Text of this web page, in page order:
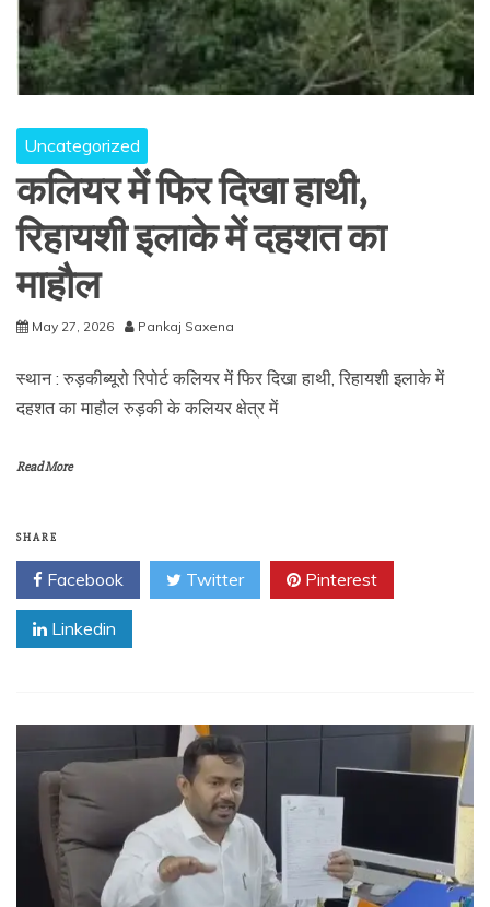
Uncategorized
कलियर में फिर दिखा हाथी,
रिहायशी इलाके में दहशत का
माहौल
May 27, 2026 Pankaj Saxena
स्थान : रुड़कीब्यूरो रिपोर्ट कलियर में फिर दिखा हाथी, रिहायशी इलाके में
दहशत का माहौल रुड़की के कलियर क्षेत्र में
Read More
SHARE
Facebook Twitter Pinterest
Linkedin